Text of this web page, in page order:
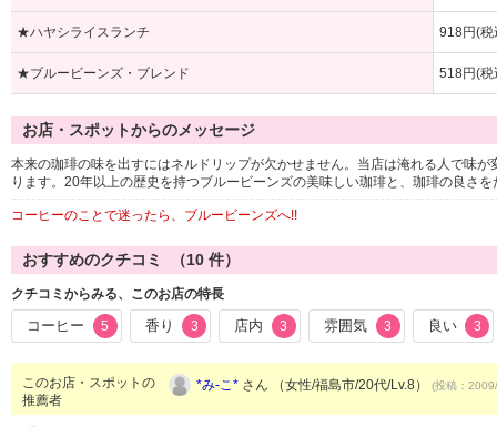
★ハヤシライスランチ 918円(税
★ブルービーンズ・ブレンド 518円(税
お店・スポットからのメッセージ
本来の珈琲の味を出すにはネルドリップが欠かせません。当店は淹れる人で味
ります。20年以上の歴史を持つブルービーンズの美味しい珈琲と、珈琲の良さ
コーヒーのことで迷ったら、ブルービーンズへ!!
おすすめのクチコミ （10 件）
クチコミからみる、このお店の特長
コーヒー 5 香り 3 店内 3 雰囲気 3 良い 3
このお店・スポットの
推薦者
*み-こ* さん （女性/福島市/20代/Lv.8） (投稿：